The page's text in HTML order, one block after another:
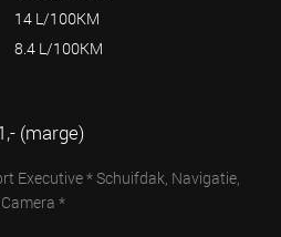
14 L/100KM
8.4 L/100KM
(marge)
Executive * Schuifdak, Navigatie,
Camera *